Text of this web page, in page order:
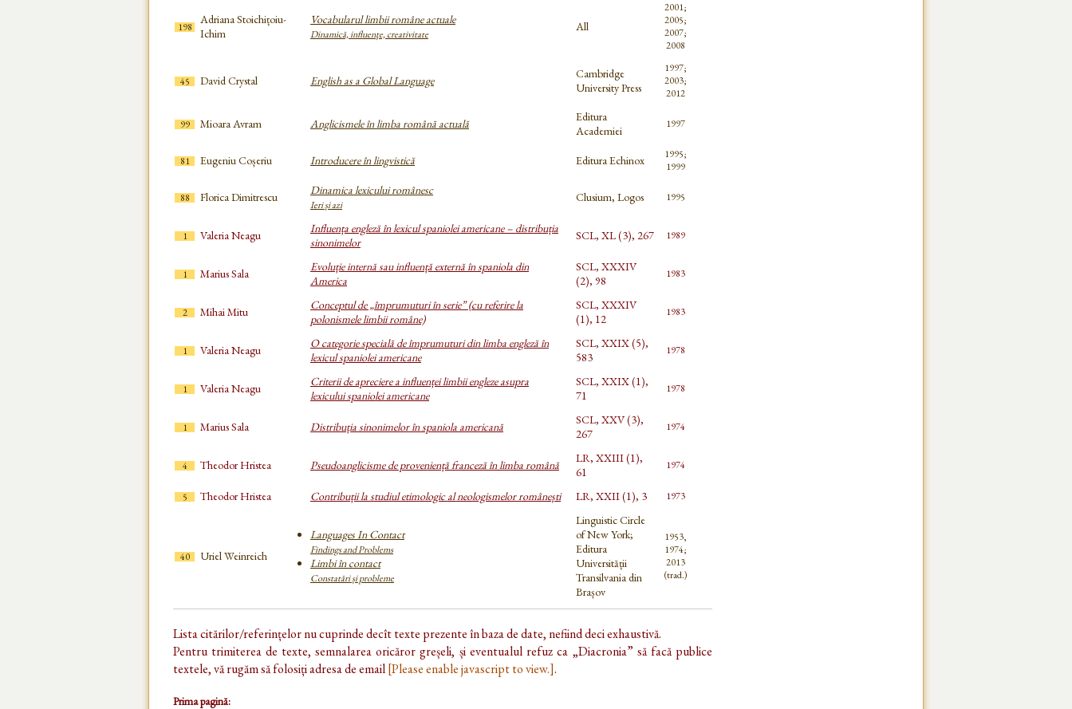
198
Adriana Stoichițoiu-
Ichim
Vocabularul limbii române actuale
Dinamică, influenţe, creativitate
All
2001;
2005;
2007;
2008
45 David Crystal English as a Global Language
Cambridge
University Press
1997;
2003;
2012
99 Mioara Avram Anglicismele în limba română actuală
Editura
Academiei
1997
81 Eugeniu Coșeriu Introducere în lingvistică Editura Echinox
1995;
1999
88 Florica Dimitrescu Dinamica lexicului românesc
Ieri și azi
Clusium, Logos 1995
1 Valeria Neagu
Influența engleză în lexicul spaniolei americane – distribuția
sinonimelor
SCL, XL (3), 267 1989
1 Marius Sala
Evoluție internă sau influență externă în spaniola din
America
SCL, XXXIV
(2), 98
1983
2 Mihai Mitu
Conceptul de „împrumuturi în serie” (cu referire la
polonismele limbii române)
SCL, XXXIV
(1), 12
1983
1 Valeria Neagu
O categorie specială de împrumuturi din limba engleză în
lexicul spaniolei americane
SCL, XXIX (5),
583
1978
1 Valeria Neagu
Criterii de apreciere a influenței limbii engleze asupra
lexicului spaniolei americane
SCL, XXIX (1),
71
1978
1 Marius Sala Distribuția sinonimelor în spaniola americană
SCL, XXV (3),
267
1974
4 Theodor Hristea Pseudoanglicisme de proveniență franceză în limba română
LR, XXIII (1),
61
1974
5 Theodor Hristea Contribuții la studiul etimologic al neologismelor românești LR, XXII (1), 3 1973
40 Uriel Weinreich
Languages In Contact
Findings and Problems
Limbi în contact
Constatări și probleme
Linguistic Circle
of New York;
Editura
Universității
Transilvania din
Brașov
1953,
1974;
2013
(trad.)
Lista citărilor/referințelor nu cuprinde decît texte prezente în baza de date, nefiind deci exhaustivă.
Pentru trimiterea de texte, semnalarea oricăror greșeli, și eventualul refuz ca „Diacronia” să facă publice
textele, vă rugăm să folosiți adresa de email[Please enable javascript to view.].
Prima pagină: